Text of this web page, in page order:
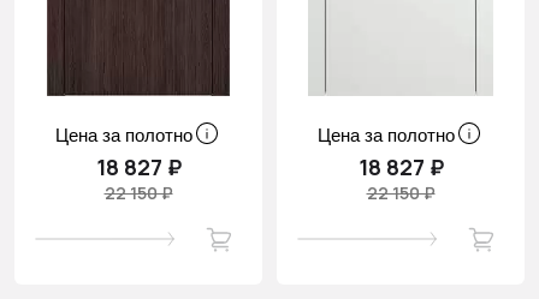
Цена за полотно
18 827 ₽
22 150 ₽
Цена за полотно
18 827 ₽
22 150 ₽